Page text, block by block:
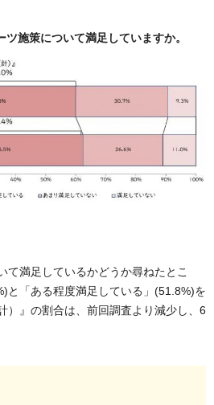
施策について満足していますか。
て満足しているかどうか尋ねたとこ
と「ある程度満足している」(51.8%)を
）』の割合は、前回調査より減少し、6